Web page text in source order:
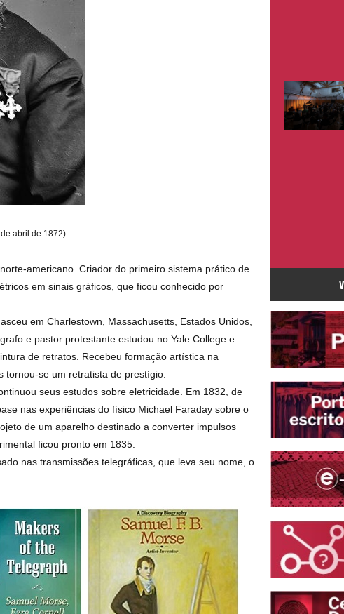
abril de 1872)
americano. Criador do primeiro sistema prático de
em sinais gráficos, que ficou conhecido por
em Charlestown, Massachusetts, Estados Unidos,
e pastor protestante estudou no Yale College e
de retratos. Recebeu formação artística na
tornou-se um retratista de prestígio.
seus estudos sobre eletricidade. Em 1832, de
nas experiências do físico Michael Faraday sobre o
de um aparelho destinado a converter impulsos
ficou pronto em 1835.
nas transmissões telegráficas, que leva seu nome, o